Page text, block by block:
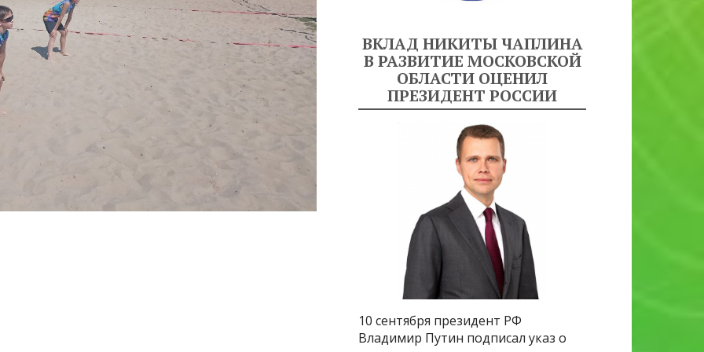
ВКЛАД НИКИТЫ ЧАПЛИНА
В РАЗВИТИЕ МОСКОВСКОЙ
ОБЛАСТИ ОЦЕНИЛ
ПРЕЗИДЕНТ РОССИИ
10 сентября президент РФ
Владимир Путин подписал указ о